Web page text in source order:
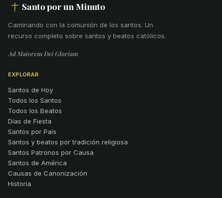
Santo por un Minuto
Caminando con la comunión de los santos. Un
recurso completo sobre santos y beatos católicos.
Ad Maiorem Dei Gloriam
EXPLORAR
Santos de Hoy
Todos los Santos
Todos los Beatos
Días de Fiesta
Santos por País
Santos y beatos por tradición religiosa
Santos Patronos por Causa
Santos de América
Causas de Canonización
Historia